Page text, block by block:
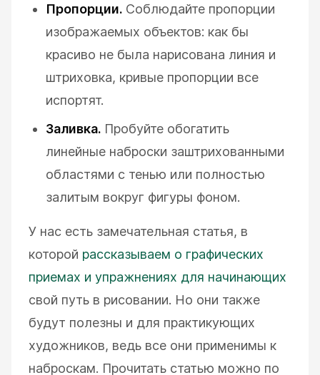
Пропорции. Соблюдайте пропорции
изображаемых объектов: как бы
красиво не была нарисована линия и
штриховка, кривые пропорции все
испортят.
Заливка. Пробуйте обогатить
линейные наброски заштрихованными
областями с тенью или полностью
залитым вокруг фигуры фоном.
У нас есть замечательная статья, в
которой рассказываем о графических
приемах и упражнениях для начинающих
свой путь в рисовании. Но они также
будут полезны и для практикующих
художников, ведь все они применимы к
наброскам. Прочитать статью можно по